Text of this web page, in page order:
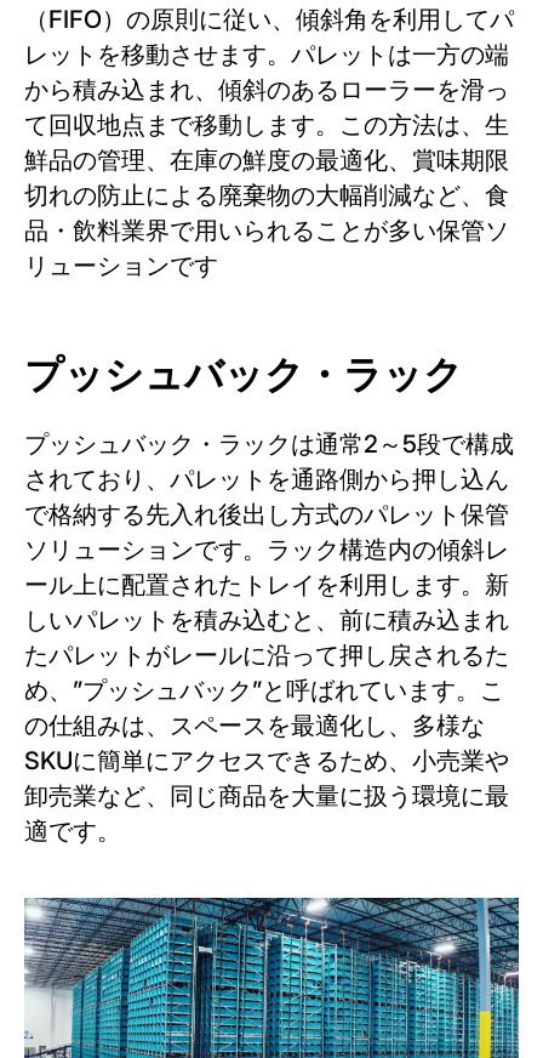
（FIFO）の原則に従い、傾斜角を利用してパ
レットを移動させます。パレットは一方の端
から積み込まれ、傾斜のあるローラーを滑っ
て回収地点まで移動します。この方法は、生
鮮品の管理、在庫の鮮度の最適化、賞味期限
切れの防止による廃棄物の大幅削減など、食
品・飲料業界で用いられることが多い保管ソ
リューションです
プッシュバック・ラック
プッシュバック・ラックは通常2～5段で構成
されており、パレットを通路側から押し込ん
で格納する先入れ後出し方式のパレット保管
ソリューションです。ラック構造内の傾斜レ
ール上に配置されたトレイを利用します。新
しいパレットを積み込むと、前に積み込まれ
たパレットがレールに沿って押し戻されるた
め、”プッシュバック”と呼ばれています。こ
の仕組みは、スペースを最適化し、多様な
SKUに簡単にアクセスできるため、小売業や
卸売業など、同じ商品を大量に扱う環境に最
適です。